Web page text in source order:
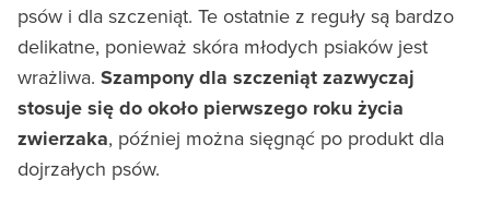
psów i dla szczeniąt. Te ostatnie z reguły są bardzo
delikatne, ponieważ skóra młodych psiaków jest
wrażliwa. Szampony dla szczeniąt zazwyczaj
stosuje się do około pierwszego roku życia
zwierzaka, później można sięgnąć po produkt dla
dojrzałych psów.